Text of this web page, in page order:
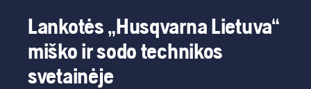
Lankotės „Husqvarna Lietuva“
miško ir sodo technikos
svetainėje